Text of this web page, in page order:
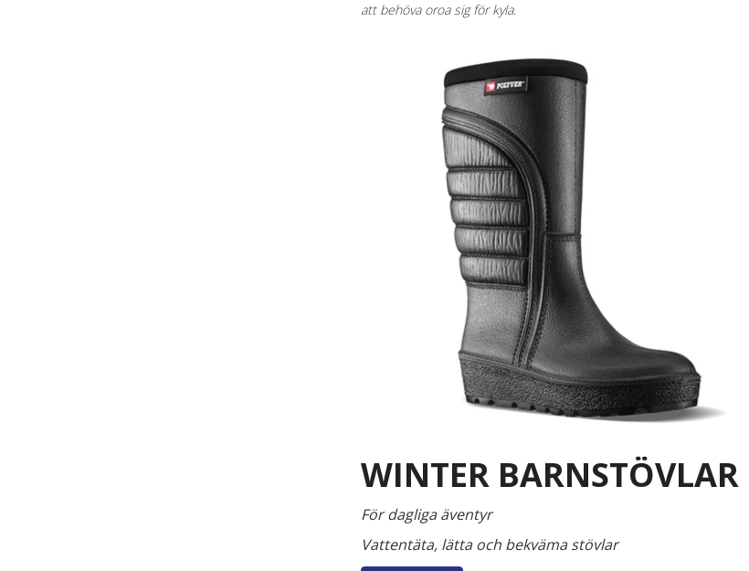
att behöva oroa sig för kyla.
WINTER BARNSTÖVLAR
För dagliga äventyr
Vattentäta, lätta och bekväma stövlar